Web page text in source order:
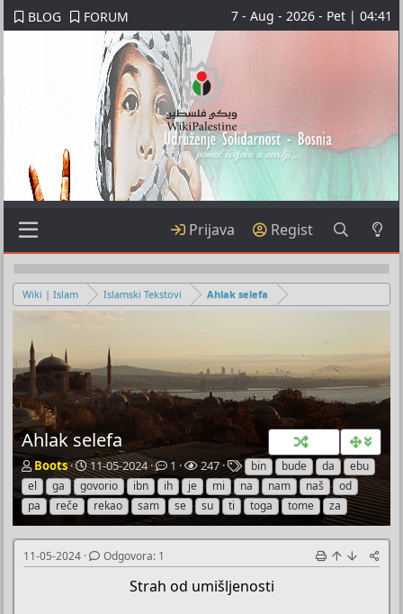
BLOG FORUM 7 - Aug - 2026 - Pet | 04:41
Prijava Regist
Wiki | Islam Islamski Tekstovi Ahlak selefa
Ahlak selefa
P
o
k
r
e
t
a
Boots
P
o
č
e
t
n
i
11-05-2024
O
d
g
o
v
o
1
P
r
e
g
l
e
247
O
z
n
a
k
e
bin bude da
ebu
el
ga govorio ibn ih je mi na nam naš
od
pa
reče rekao sam se su ti toga tome za
11-05-2024 Odgovora: 1
Strah od umišljenosti